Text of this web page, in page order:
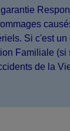
Si c'est
Familiale (si
de la